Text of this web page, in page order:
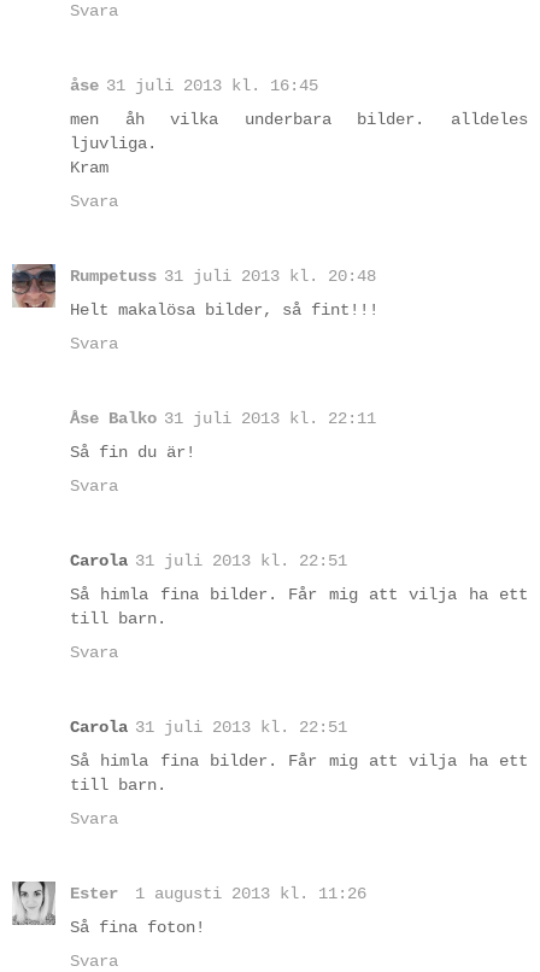
Svara
åse 31 juli 2013 kl. 16:45
men åh vilka underbara bilder. alldeles
ljuvliga.
Kram
Svara
Rumpetuss 31 juli 2013 kl. 20:48
Helt makalösa bilder, så fint!!!
Svara
Åse Balko 31 juli 2013 kl. 22:11
Så fin du är!
Svara
Carola 31 juli 2013 kl. 22:51
Så himla fina bilder. Får mig att vilja ha ett
till barn.
Svara
Carola 31 juli 2013 kl. 22:51
Så himla fina bilder. Får mig att vilja ha ett
till barn.
Svara
Ester
1 augusti 2013 kl. 11:26
Så fina foton!
Svara